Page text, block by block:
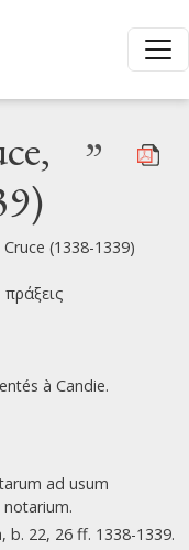
”
(1338-1339)
à Candie.
ad usum
b. 22, 26 ff. 1338-1339.